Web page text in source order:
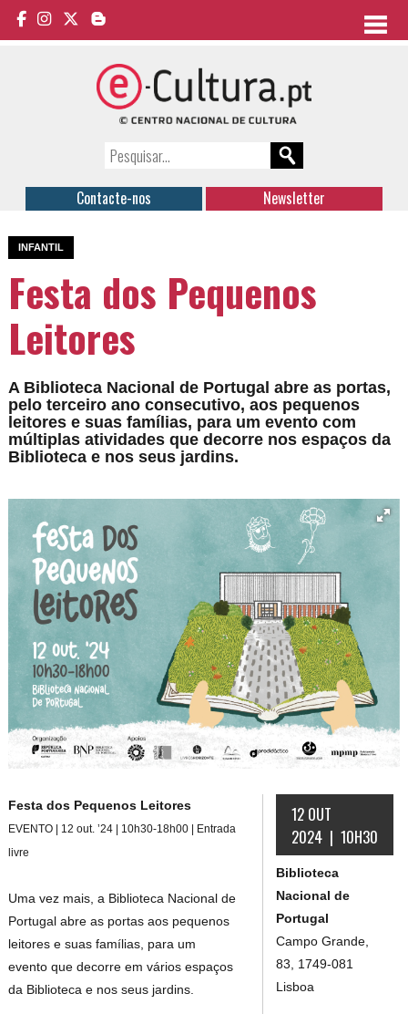
Contacte-nos Newsletter
INFANTIL
Festa dos Pequenos
Leitores
A Biblioteca Nacional de Portugal abre as portas,
pelo terceiro ano consecutivo, aos pequenos
leitores e suas famílias, para um evento com
múltiplas atividades que decorre nos espaços da
Biblioteca e nos seus jardins.
12 OUT
2024 | 10H30
Biblioteca
Nacional de
Portugal
Campo Grande,
83, 1749-081
Lisboa
Festa dos Pequenos Leitores
EVENTO | 12 out. ’24 | 10h30-18h00 | Entrada
livre
Uma vez mais, a Biblioteca Nacional de
Portugal abre as portas aos pequenos
leitores e suas famílias, para um
evento que decorre em vários espaços
da Biblioteca e nos seus jardins.